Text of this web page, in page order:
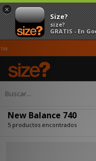
×
Size?
size?
GRATIS - En
Página principal
New Balance 740
5 productos encontrados